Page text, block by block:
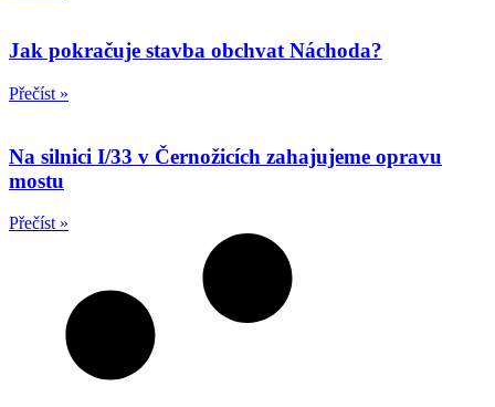
Jak pokračuje stavba obchvat Náchoda?
Přečíst »
Na silnici I/33 v Černožicích zahajujeme opravu
mostu
Přečíst »